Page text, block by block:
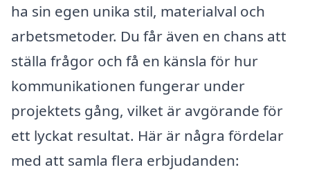
ha sin egen unika stil, materialval och
arbetsmetoder. Du får även en chans att
ställa frågor och få en känsla för hur
kommunikationen fungerar under
projektets gång, vilket är avgörande för
ett lyckat resultat. Här är några fördelar
med att samla flera erbjudanden: